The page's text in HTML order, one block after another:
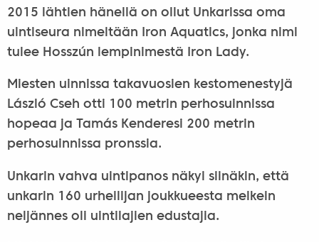
2015 lähtien hänellä on ollut Unkarissa oma
uintiseura nimeltään Iron Aquatics, jonka nimi
tulee Hosszún lempinimestä Iron Lady.
Miesten uinnissa takavuosien kestomenestyjä
László Cseh otti 100 metrin perhosuinnissa
hopeaa ja Tamás Kenderesi 200 metrin
perhosuinnissa pronssia.
Unkarin vahva uintipanos näkyi siinäkin, että
unkarin 160 urheilijan joukkueesta melkein
neljännes oli uintilajien edustajia.